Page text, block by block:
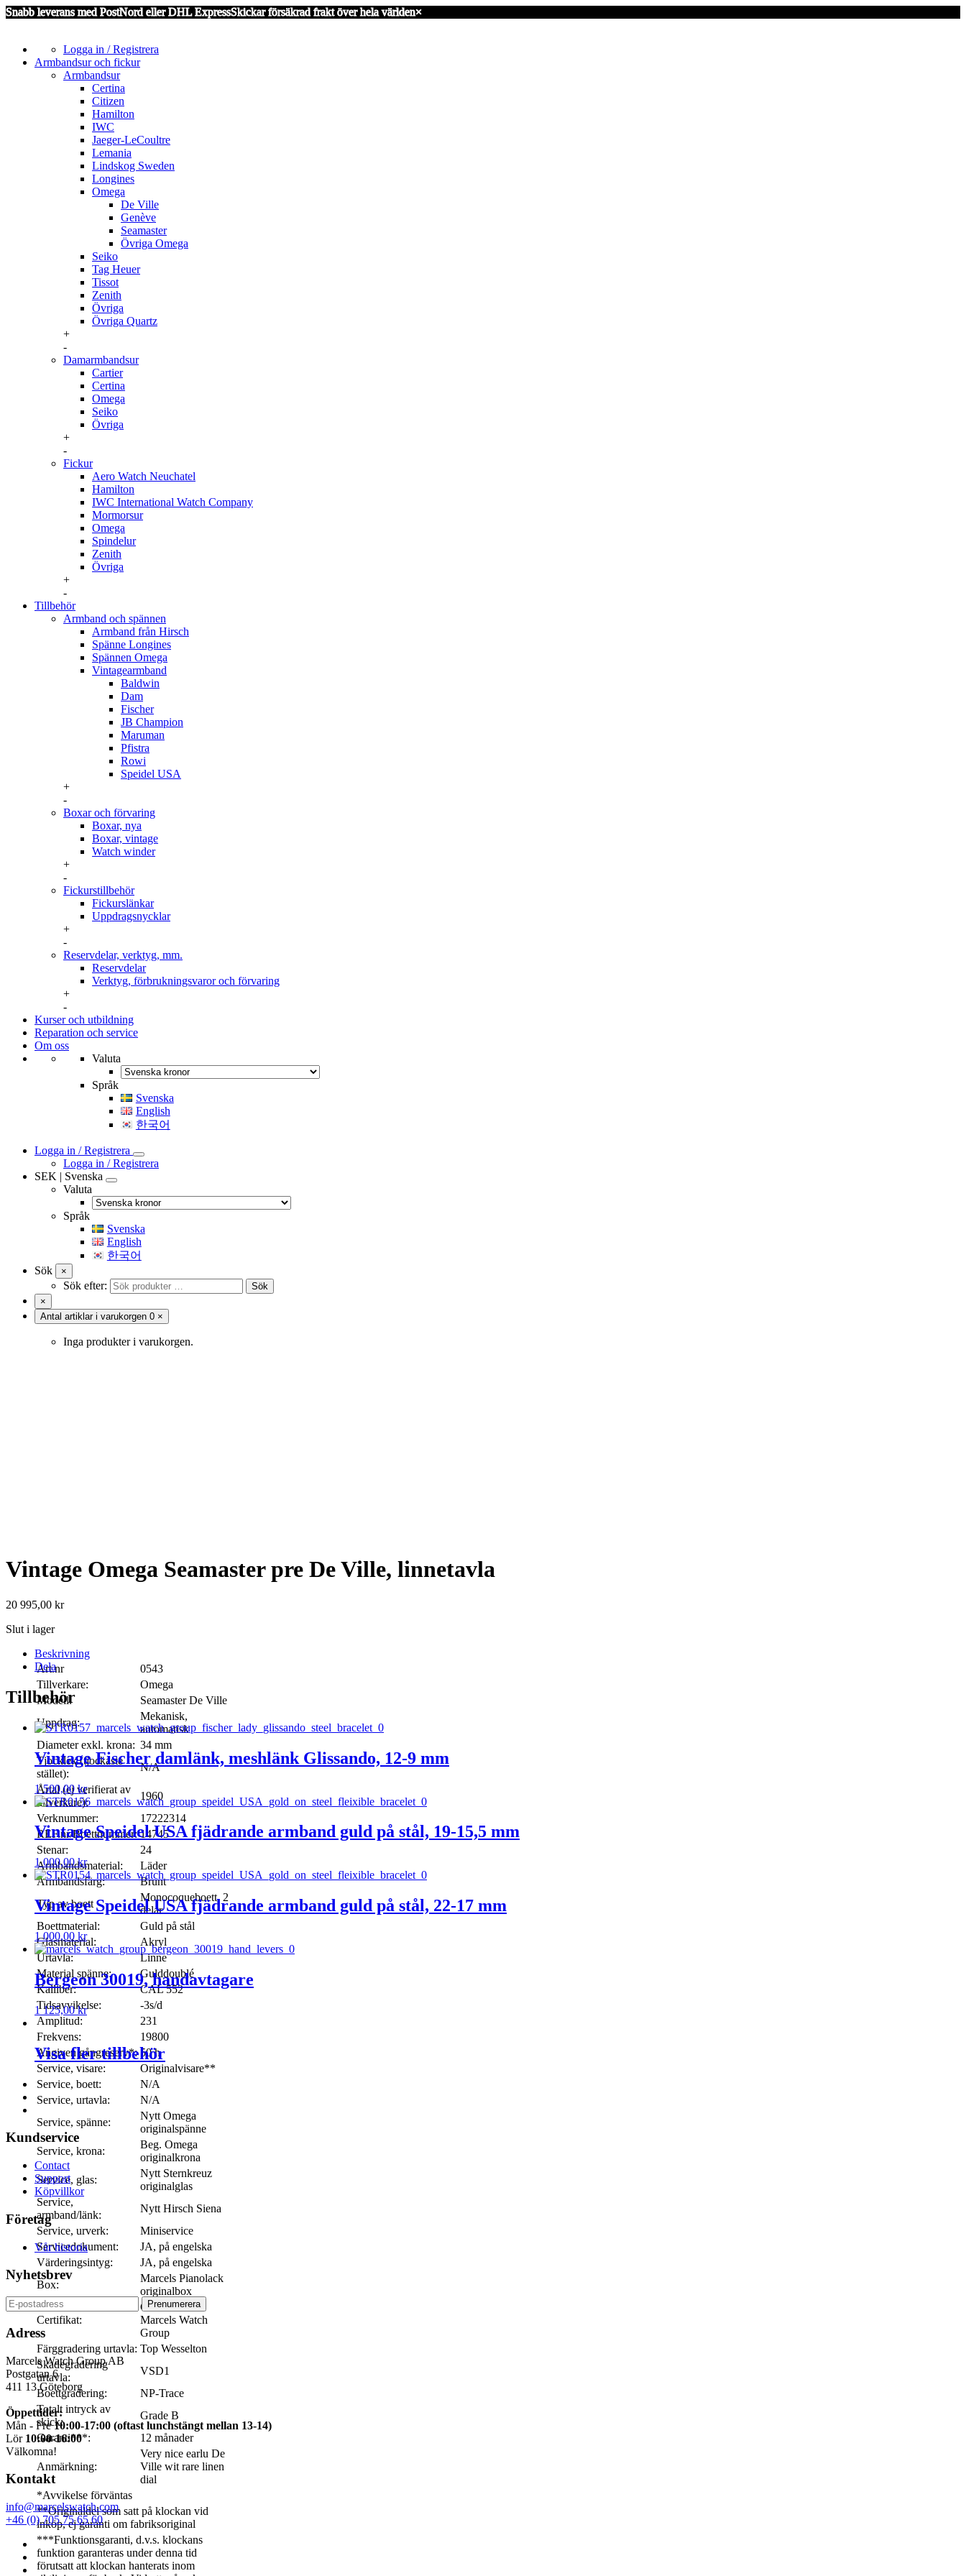
Snabb leverans med PostNord eller DHL ExpressSkickar försäkrad frakt över hela världen×
Logga in / Registrera
Armbandsur och fickur
Armbandsur
Certina
Citizen
Hamilton
IWC
Jaeger-LeCoultre
Lemania
Lindskog Sweden
Longines
Omega
De Ville
Genève
Seamaster
Övriga Omega
Seiko
Tag Heuer
Tissot
Zenith
Övriga
Övriga Quartz
+
-
Damarmbandsur
Cartier
Certina
Omega
Seiko
Övriga
+
-
Fickur
Aero Watch Neuchatel
Hamilton
IWC International Watch Company
Mormorsur
Omega
Spindelur
Zenith
Övriga
+
-
Tillbehör
Armband och spännen
Armband från Hirsch
Spänne Longines
Spännen Omega
Vintagearmband
Baldwin
Dam
Fischer
JB Champion
Maruman
Pfistra
Rowi
Speidel USA
+
-
Boxar och förvaring
Boxar, nya
Boxar, vintage
Watch winder
+
-
Fickurstillbehör
Fickurslänkar
Uppdragsnycklar
+
-
Reservdelar, verktyg, mm.
Reservdelar
Verktyg, förbrukningsvaror och förvaring
+
-
Kurser och utbildning
Reparation och service
Om oss
Valuta
Språk
Svenska
English
한국어
Logga in / Registrera
Logga in / Registrera
SEK | Svenska
Valuta
Språk
Svenska
English
한국어
Sök
×
Sök efter:
Sök
×
Antal artiklar i varukorgen 0 ×
Inga produkter i varukorgen.
Vintage Omega Seamaster pre De Ville, linnetavla
20 995,00 kr
Slut i lager
Beskrivning
Art.nr
0543
Tillverkare:
Omega
Modell:
Seamaster De Ville
Uppdrag:
Mekanisk,
automatisk
Diameter exkl. krona: 34 mm
Tjocklek (tjockaste
stället):
N/A
Årtal (ej verifierat av
tillverkare):
1960
Verknummer:
17222314
REF.nr/Boettnummer: 14745
Stenar:
24
Armbandsmaterial:
Läder
Armbandsfärg:
Brunt
Typ av boett
Monocoqueboett, 2
delar
Boettmaterial:
Guld på stål
Glasmaterial:
Akryl
Urtavla:
Linne
Material spänne:
Gulddoublé
Kalliber:
CAL 552
Tidsavvikelse:
-3s/d
Amplitud:
231
Frekvens:
19800
Angiven gångreserv*: 50 h
Service, visare:
Originalvisare**
Service, boett:
N/A
Service, urtavla:
N/A
Service, spänne:
Nytt Omega
originalspänne
Service, krona:
Beg. Omega
originalkrona
Service, glas:
Nytt Sternkreuz
originalglas
Service,
armband/länk:
Nytt Hirsch Siena
Service, urverk:
Miniservice
Servicedokument:
JA, på engelska
Värderingsintyg:
JA, på engelska
Box:
Marcels Pianolack
originalbox
Certifikat:
Certifikat från
Marcels Watch
Group
Färggradering urtavla: Top Wesselton
Skadegradering
urtavla:
VSD1
Boettgradering:
NP-Trace
Totalt intryck av
skick:
Grade B
Garanti***:
12 månader
Anmärkning:
Very nice earlu De
Ville wit rare linen
dial
*Avvikelse förväntas
**Originaldel som satt på klockan vid
inköp, ej garanti om fabriksoriginal
***Funktionsgaranti, d.v.s. klockans
funktion garanteras under denna tid
förutsatt att klockan hanterats inom
Dela
Tillbehör
Vintage Fischer damlänk, meshlänk Glissando, 12-9 mm
1 500,00kr
Vintage Speidel USA fjädrande armband guld på stål, 19-15,5 mm
1 000,00kr
Vintage Speidel USA fjädrande armband guld på stål, 22-17 mm
1 000,00 kr
Bergeon 30019, handavtagare
1 125,00kr
Visa fler tillbehör
Kundservice
Contact
Support
Köpvillkor
Företag
Vår historia
Nyhetsbrev
Adress
Marcels Watch Group AB
Postgatan 6
411 13 Göteborg
Öppettider:
Mån - Fre10:00-17:00 (oftast lunchstängt mellan 13-14)
Lör 10:00-16:00
Välkomna!
Kontakt
info@marcelswatch.com
+46 (0) 705 75 65 60